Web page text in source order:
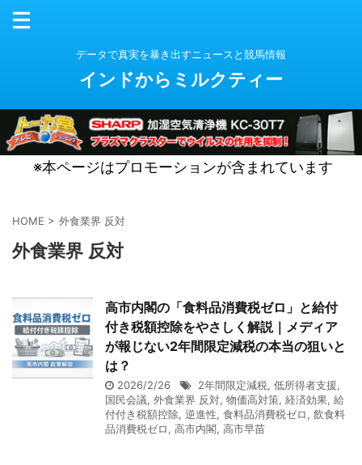
データで真実を暴き出すニュースと競馬情報
インドからミルクティー
※本ページはプロモーションが含まれています
HOME > 外食業界 反対
外食業界 反対
高市内閣の「食料品消費税ゼロ」と給付
付き税額控除をやさしく解説｜メディア
が報じない2年間限定減税の本当の狙いと
は？
2026/2/26 2年間限定減税, 低所得者支援,
国民会議, 外食業界 反対, 物価高対策, 経済効果, 給
付付き税額控除, 逆進性, 食料品消費税ゼロ, 飲食料
品消費税ゼロ, 高市内閣, 高市早苗